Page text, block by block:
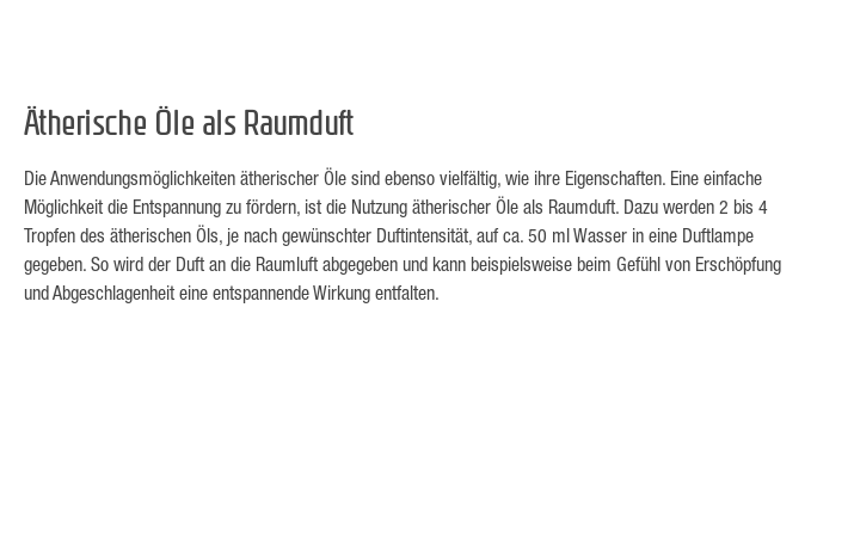
Ätherische Öle als Raumduft
Die Anwendungsmöglichkeiten ätherischer Öle sind ebenso vielfältig, wie ihre Eigenschaften. Eine einfache
Möglichkeit die Entspannung zu fördern, ist die Nutzung ätherischer Öle als Raumduft. Dazu werden 2 bis 4
Tropfen des ätherischen Öls, je nach gewünschter Duftintensität, auf ca. 50 ml Wasser in eine Duftlampe
gegeben. So wird der Duft an die Raumluft abgegeben und kann beispielsweise beim Gefühl von Erschöpfung
und Abgeschlagenheit eine entspannende Wirkung entfalten.